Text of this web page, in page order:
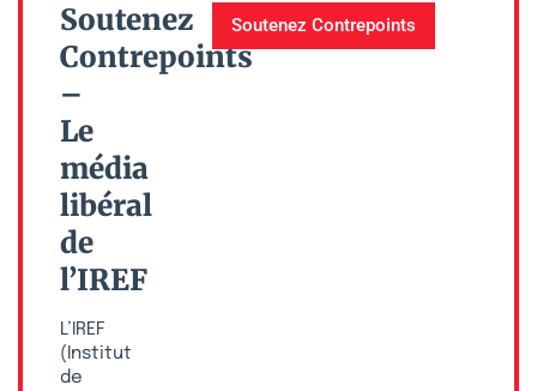
Soutenez
Contrepoints
–
Le
média
libéral
de
l’IREF
L’IREF
(Institut
de
Soutenez Contrepoints